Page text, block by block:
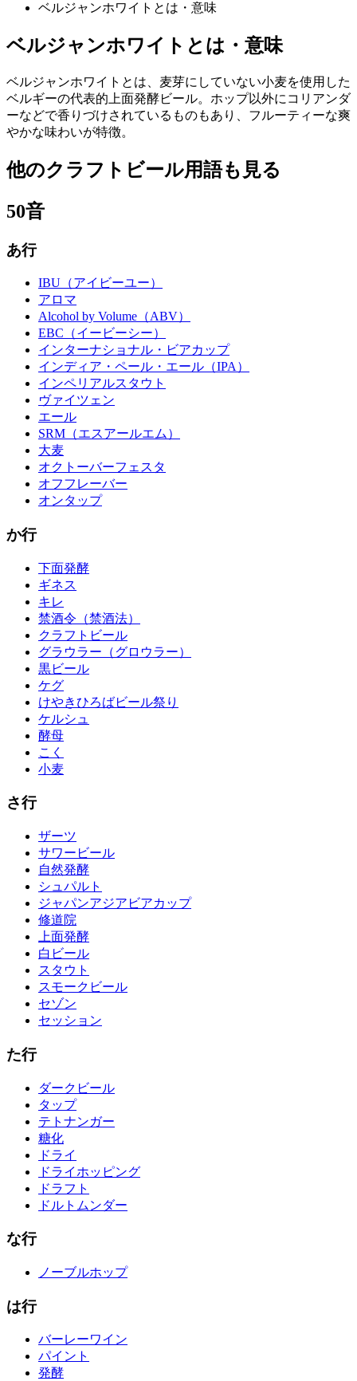
ベルジャンホワイトとは・意味
ベルジャンホワイトとは・意味
ベルジャンホワイトとは、麦芽にしていない小麦を使用した
ベルギーの代表的上面発酵ビール。ホップ以外にコリアンダ
ーなどで香りづけされているものもあり、フルーティーな爽
やかな味わいが特徴。
他のクラフトビール用語も見る
50音
あ行
IBU（アイビーユー）
アロマ
Alcohol by Volume（ABV）
EBC（イービーシー）
インターナショナル・ビアカップ
インディア・ペール・エール（IPA）
インペリアルスタウト
ヴァイツェン
エール
SRM（エスアールエム）
大麦
オクトーバーフェスタ
オフフレーバー
オンタップ
か行
下面発酵
ギネス
キレ
禁酒令（禁酒法）
クラフトビール
グラウラー（グロウラー）
黒ビール
ケグ
けやきひろばビール祭り
ケルシュ
酵母
こく
小麦
さ行
ザーツ
サワービール
自然発酵
シュパルト
ジャパンアジアビアカップ
修道院
上面発酵
白ビール
スタウト
スモークビール
セゾン
セッション
た行
ダークビール
タップ
テトナンガー
糖化
ドライ
ドライホッピング
ドラフト
ドルトムンダー
な行
ノーブルホップ
は行
バーレーワイン
パイント
発酵